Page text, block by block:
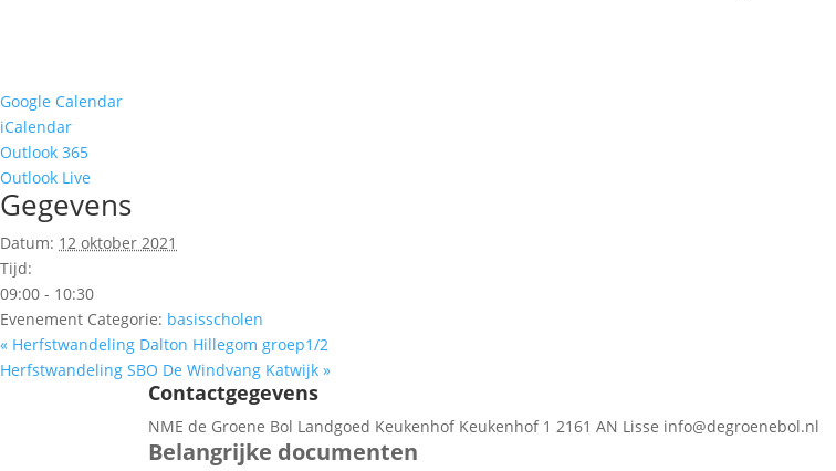
Google Calendar
iCalendar
Outlook 365
Outlook Live
Gegevens
Datum: 12 oktober 2021
Tijd:
09:00 - 10:30
Evenement Categorie: basisscholen
« Herfstwandeling Dalton Hillegom groep1/2
Herfstwandeling SBO De Windvang Katwijk »
Contactgegevens
NME de Groene Bol Landgoed Keukenhof Keukenhof 1 2161 AN Lisse info@degroenebol.nl
Belangrijke documenten